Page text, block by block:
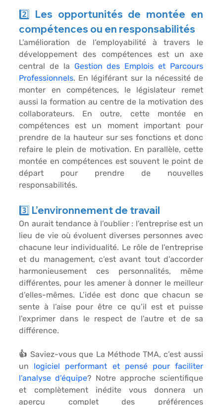
2️⃣ Les opportunités de montée en
compétences ou en responsabilités
L’amélioration de l’employabilité à travers le
développement des compétences est un axe
central de la Gestion des Emplois et Parcours
Professionnels
. En légiférant sur la nécessité de
monter en compétences, le législateur remet
aussi la formation au centre de la motivation des
collaborateurs. En outre, cette montée en
compétences est un moment important pour
prendre de la hauteur sur ses fonctions et donc
refaire le plein de motivation. En parallèle, cette
montée en compétences est souvent le point de
départ pour prendre de nouvelles
responsabilités.
3️⃣ L’environnement de travail
On aurait tendance à l’oublier : l’entreprise est un
lieu de vie où évoluent diverses personnes avec
chacune leur individualité. Le rôle de l’entreprise
et du management, c’est avant tout d’accorder
harmonieusement ces personnalités, même
différentes, pour les amener à donner le meilleur
d’elles-mêmes. L’idée est donc que chacun se
sente à l’aise pour être ce qu’il est et puisse
l’exprimer dans le respect de l’autre et de sa
différence.
👍 Saviez-vous que La Méthode TMA, c’est aussi
un logiciel performant et pensé pour faciliter
l’analyse d’équipe? Notre approche scientifique
et complètement inédite vous donnera un
aperçu complet des préférences